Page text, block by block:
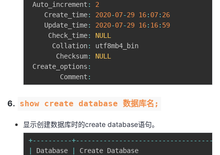
Auto_increment :
2
    Create_time
: 2020-07-29 16: 07: 26
    Update_time
: 2020-07-29 16: 16: 59
     Check_time
:
NULL
      Collation
:
utf8mb4_bin
       Checksum
:
NULL
Create_options :
        Comment
:
6. show create database 数据库名;
显示创建数据库时的create database语句。
+-- -- -- -- --+-- -- -- -- -- -- -- -- -- -- -- -- -- -- -- -- -- --
Database
Create